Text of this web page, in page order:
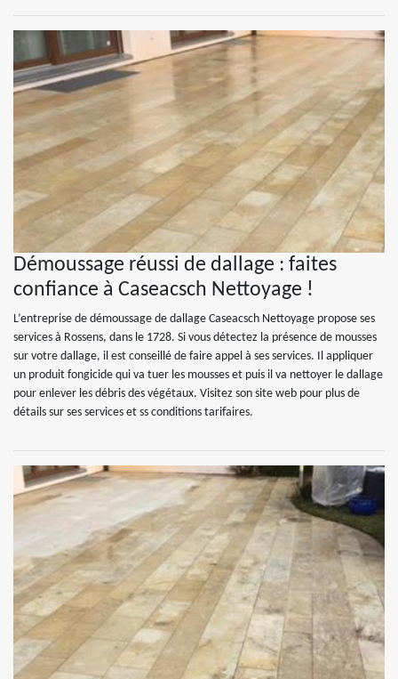
Démoussage réussi de dallage : faites
confiance à Caseacsch Nettoyage !
L’entreprise de démoussage de dallage Caseacsch Nettoyage propose ses
services à Rossens, dans le 1728. Si vous détectez la présence de mousses
sur votre dallage, il est conseillé de faire appel à ses services. Il appliquer
un produit fongicide qui va tuer les mousses et puis il va nettoyer le dallage
pour enlever les débris des végétaux. Visitez son site web pour plus de
détails sur ses services et ss conditions tarifaires.